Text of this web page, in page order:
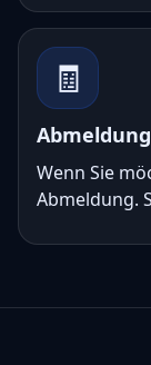
🧾
Wenn Sie
Abmeldung.